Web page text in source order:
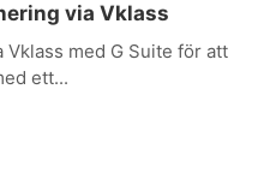
via Vklass
med G Suite för att
ett...